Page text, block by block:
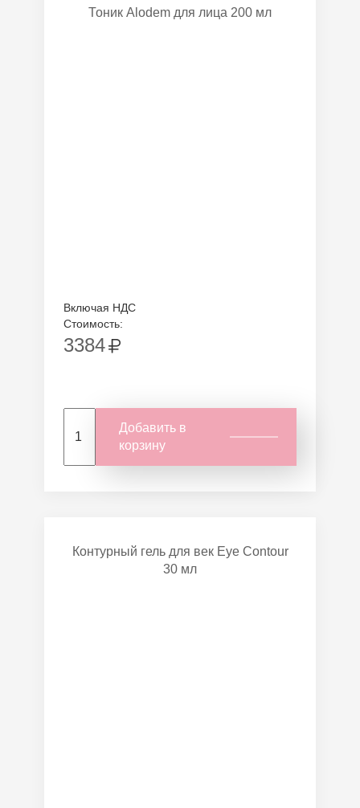
Тоник Alodem для лица 200 мл
Включая НДС
Стоимость:
3384
Добавить в
корзину
Контурный гель для век Eye Contour
30 мл